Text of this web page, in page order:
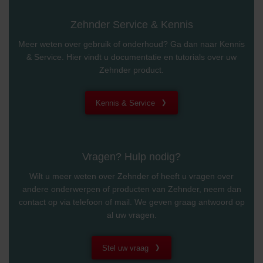
Zehnder Service & Kennis
Meer weten over gebruik of onderhoud? Ga dan naar Kennis
& Service. Hier vindt u documentatie en tutorials over uw
Zehnder product.
Kennis & Service
Vragen? Hulp nodig?
Wilt u meer weten over Zehnder of heeft u vragen over
andere onderwerpen of producten van Zehnder, neem dan
contact op via telefoon of mail. We geven graag antwoord op
al uw vragen.
Stel uw vraag